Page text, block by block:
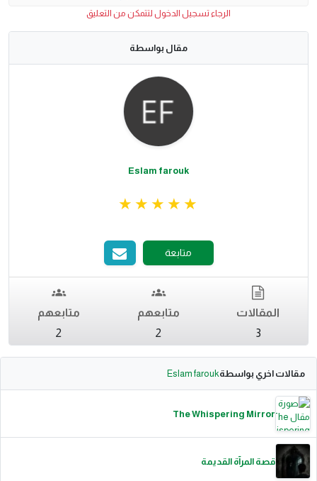
الرجاء تسجيل الدخول لتتمكن من التعليق
مقال بواسطة
Eslam farouk
متابعة
المقالات
3
متابعهم
2
متابعهم
2
مقالات اخري بواسطةEslam farouk
The Whispering Mirror
قصة المرآة القديمة